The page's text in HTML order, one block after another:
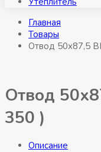
Главная
Товары
Отвод 50х87,5
Отвод
350 )
Описание